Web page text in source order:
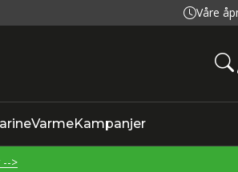
Våre
VarmeKampanjer
-->